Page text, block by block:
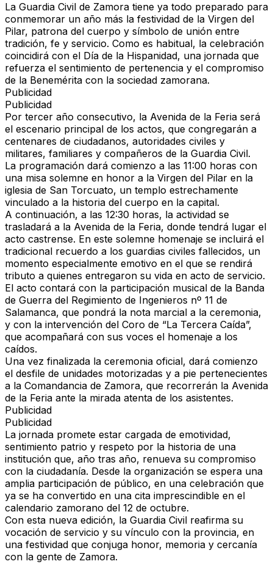
La Guardia Civil de Zamora tiene ya todo preparado para
conmemorar un año más la festividad de la Virgen del
Pilar, patrona del cuerpo y símbolo de unión entre
tradición, fe y servicio. Como es habitual, la celebración
coincidirá con el Día de la Hispanidad, una jornada que
refuerza el sentimiento de pertenencia y el compromiso
de la Benemérita con la sociedad zamorana.
Publicidad
Publicidad
Por tercer año consecutivo, la Avenida de la Feria será
el escenario principal de los actos, que congregarán a
centenares de ciudadanos, autoridades civiles y
militares, familiares y compañeros de la Guardia Civil.
La programación dará comienzo a las 11:00 horas con
una misa solemne en honor a la Virgen del Pilar en la
iglesia de San Torcuato, un templo estrechamente
vinculado a la historia del cuerpo en la capital.
A continuación, a las 12:30 horas, la actividad se
trasladará a la Avenida de la Feria, donde tendrá lugar el
acto castrense. En este solemne homenaje se incluirá el
tradicional recuerdo a los guardias civiles fallecidos, un
momento especialmente emotivo en el que se rendirá
tributo a quienes entregaron su vida en acto de servicio.
El acto contará con la participación musical de la Banda
de Guerra del Regimiento de Ingenieros nº 11 de
Salamanca, que pondrá la nota marcial a la ceremonia,
y con la intervención del Coro de “La Tercera Caída”,
que acompañará con sus voces el homenaje a los
caídos.
Una vez finalizada la ceremonia oficial, dará comienzo
el desfile de unidades motorizadas y a pie pertenecientes
a la Comandancia de Zamora, que recorrerán la Avenida
de la Feria ante la mirada atenta de los asistentes.
Publicidad
Publicidad
La jornada promete estar cargada de emotividad,
sentimiento patrio y respeto por la historia de una
institución que, año tras año, renueva su compromiso
con la ciudadanía. Desde la organización se espera una
amplia participación de público, en una celebración que
ya se ha convertido en una cita imprescindible en el
calendario zamorano del 12 de octubre.
Con esta nueva edición, la Guardia Civil reafirma su
vocación de servicio y su vínculo con la provincia, en
una festividad que conjuga honor, memoria y cercanía
con la gente de Zamora.